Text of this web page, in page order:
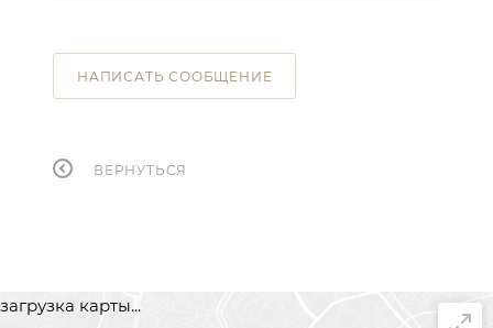
НАПИСАТЬ СООБЩЕНИЕ
ВЕРНУТЬСЯ
загрузка карты...